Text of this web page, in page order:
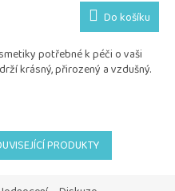
Do košíku
potřebné k péči o vaši
krásný, přirozený a vzdušný.
PRODUKTY